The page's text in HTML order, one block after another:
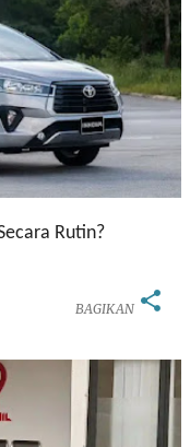
Rutin?
BAGIKAN